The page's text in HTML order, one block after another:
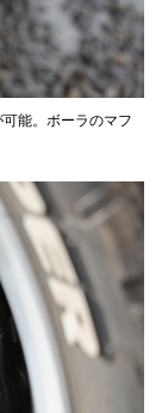
能。ボーラのマフ